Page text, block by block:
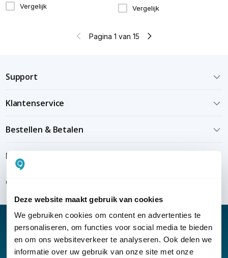
Deze website maakt gebruik van cookies
We gebruiken cookies om content en advertenties te
personaliseren, om functies voor social media te bieden
en om ons websiteverkeer te analyseren. Ook delen we
informatie over uw gebruik van onze site met onze
Vergelijk Vergelijk
Pagina 1 van 15
Support
Klantenservice
Bestellen & Betalen
Bezorgen & installeren
Over KommaGo
Nieuwsbrief